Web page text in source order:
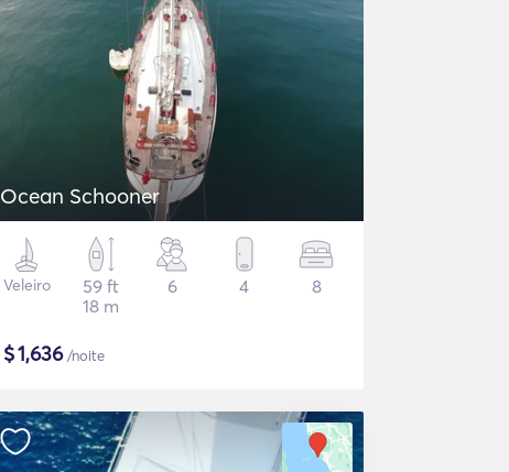
Ocean Schooner
Veleiro
59 ft
18 m
6 4 8
$1,636/noite